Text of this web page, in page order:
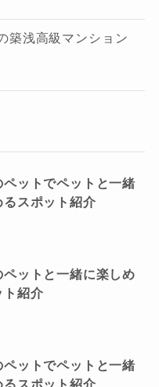
築浅高級マンション
ペットでペットと一緒
るスポット紹介
ペットと一緒に楽しめ
ト紹介
ペットでペットと一緒
るスポット紹介